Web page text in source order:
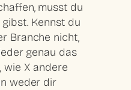
musst du
Kennst du
Branche nicht,
genau das
wie X andere
weder dir